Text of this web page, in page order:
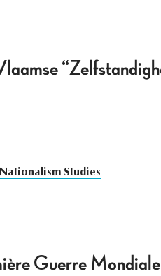
Nationalism Studies
Guerre